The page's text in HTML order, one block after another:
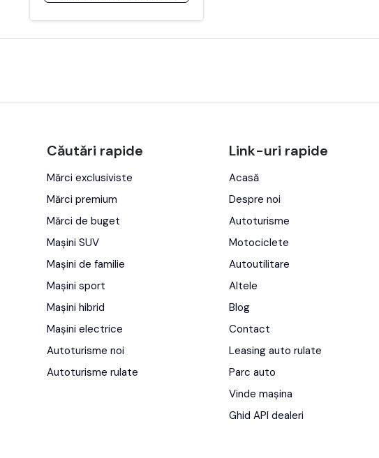
Căutări rapide
Mărci exclusiviste
Mărci premium
Mărci de buget
Mașini SUV
Mașini de familie
Mașini sport
Mașini hibrid
Mașini electrice
Autoturisme noi
Autoturisme rulate
Link-uri rapide
Acasă
Despre noi
Autoturisme
Motociclete
Autoutilitare
Altele
Blog
Contact
Leasing auto rulate
Parc auto
Vinde mașina
Ghid API dealeri